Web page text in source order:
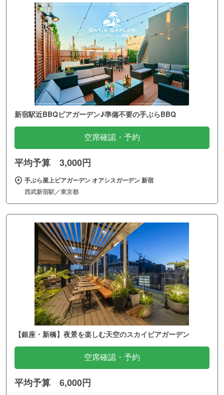
新宿駅近BBQビアガーデン♪準備不要の手ぶらBBQ
空席確認・予約
平均予算 3,000円
手ぶら屋上ビアガーデン オアシスガーデン 新宿
西武新宿駅／東京都
【銀座・新橋】夜景を楽しむ天空のスカイビアガーデン
空席確認・予約
平均予算 6,000円